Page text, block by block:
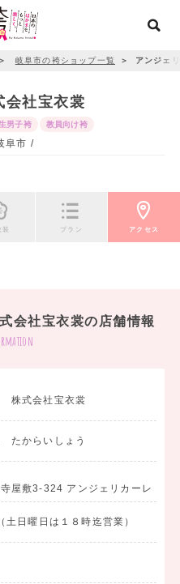
＞ 岐阜市の袴ショップ一覧 ＞ アンジェ
社宝衣裳
男子袴 教員向け袴
阜市 /
装 プラン アクセス
会社宝衣裳の店舗情報
株式会社宝衣裳
たからいしょう
屋敷3‐324 アンジェリカーレ
土日曜日は１８時迄営業）